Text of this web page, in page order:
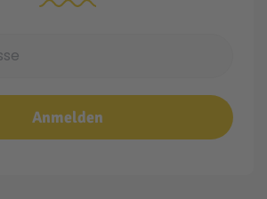
Anmelden